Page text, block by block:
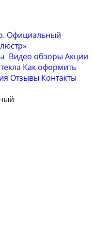
Видео обзоры Акции
Как оформить
Отзывы Контакты